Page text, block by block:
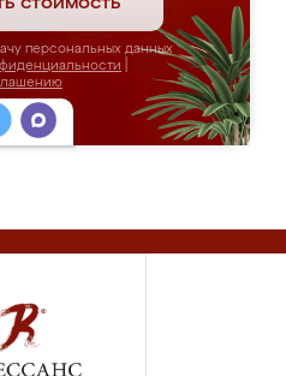
персональных данных